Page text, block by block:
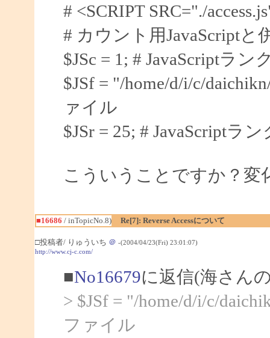
# <SCRIPT SRC="./
# カウント用JavaScriptと
$JSc = 1; # JavaScriptラ
$JSf = "/home/d/i/c/
ァイル
$JSr = 25; # JavaScriptラ
こういうことですか？変
■16686 / inTopicNo.8) Re[7]: Reverse Accessについて
□投稿者/ りゅういち ＠ -(2004/04/23(Fri) 23:01:07)
http://www.cj-c.com/
■No16679に返信(海さん
> $JSf = "/home/d/i/c/
ファイル